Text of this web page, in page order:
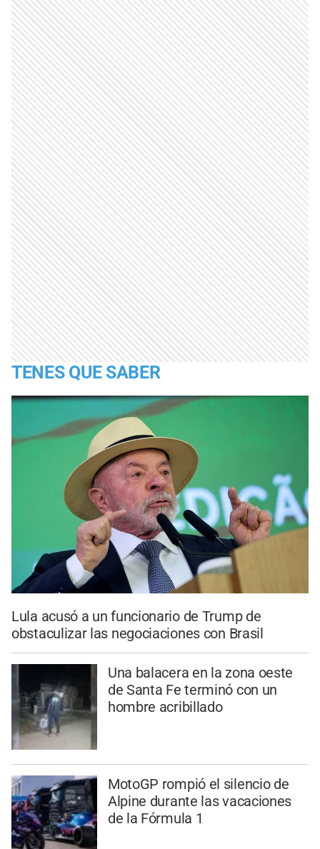
TENES QUE SABER
Lula acusó a un funcionario de Trump de
obstaculizar las negociaciones con Brasil
Una balacera en la zona oeste
de Santa Fe terminó con un
hombre acribillado
MotoGP rompió el silencio de
Alpine durante las vacaciones
de la Fórmula 1